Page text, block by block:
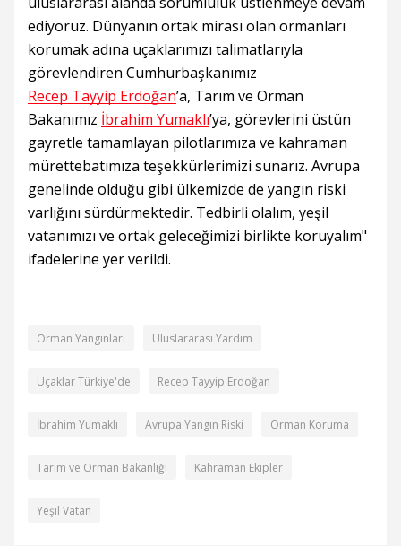
ediyoruz. Dünyanın ortak mirası olan ormanları
korumak adına uçaklarımızı talimatlarıyla
görevlendiren Cumhurbaşkanımız
Recep Tayyip Erdoğan’a, Tarım ve Orman
Bakanımız İbrahim Yumaklı’ya, görevlerini üstün
gayretle tamamlayan pilotlarımıza ve kahraman
mürettebatımıza teşekkürlerimizi sunarız. Avrupa
genelinde olduğu gibi ülkemizde de yangın riski
varlığını sürdürmektedir. Tedbirli olalım, yeşil
vatanımızı ve ortak geleceğimizi birlikte koruyalım"
ifadelerine yer verildi.
Orman Yangınları Uluslararası Yardım
Uçaklar Türkiye'de Recep Tayyip Erdoğan
İbrahim Yumaklı Avrupa Yangın Riski Orman Koruma
Tarım ve Orman Bakanlığı Kahraman Ekipler
Yeşil Vatan